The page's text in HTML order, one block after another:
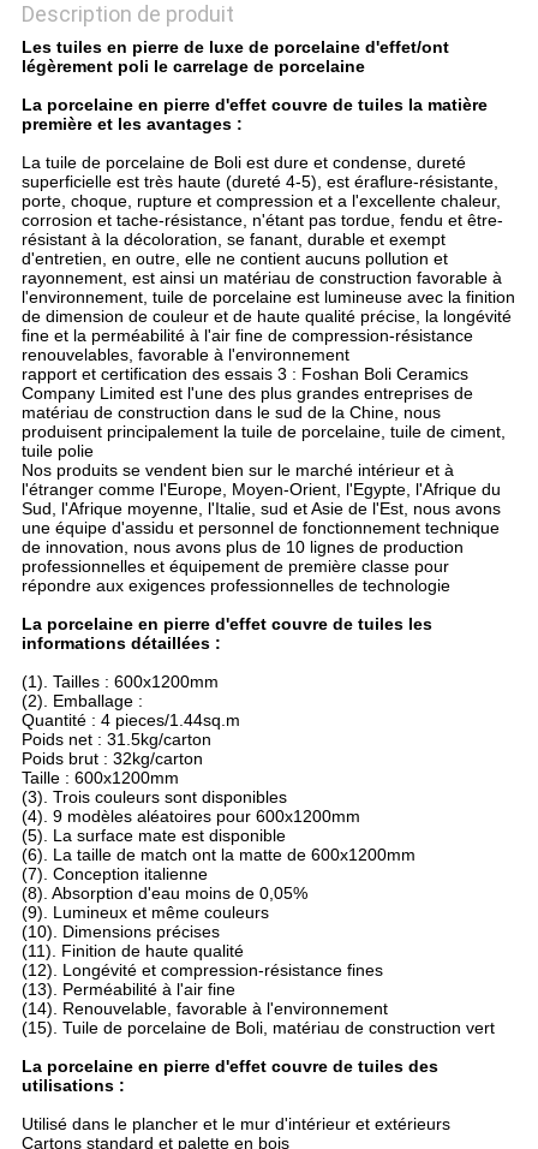
Description de produit
Les tuiles en pierre de luxe de porcelaine d'effet/ont
légèrement poli le carrelage de porcelaine
La porcelaine en pierre d'effet couvre de tuiles la matière
première et les avantages :
La tuile de porcelaine de Boli est dure et condense, dureté
superficielle est très haute (dureté 4-5), est éraflure-résistante,
porte, choque, rupture et compression et a l'excellente chaleur,
corrosion et tache-résistance, n'étant pas tordue, fendu et être-
résistant à la décoloration, se fanant, durable et exempt
d'entretien, en outre, elle ne contient aucuns pollution et
rayonnement, est ainsi un matériau de construction favorable à
l'environnement, tuile de porcelaine est lumineuse avec la finition
de dimension de couleur et de haute qualité précise, la longévité
fine et la perméabilité à l'air fine de compression-résistance
renouvelables, favorable à l'environnement
rapport et certification des essais 3 : Foshan Boli Ceramics
Company Limited est l'une des plus grandes entreprises de
matériau de construction dans le sud de la Chine, nous
produisent principalement la tuile de porcelaine, tuile de ciment,
tuile polie
Nos produits se vendent bien sur le marché intérieur et à
l'étranger comme l'Europe, Moyen-Orient, l'Egypte, l'Afrique du
Sud, l'Afrique moyenne, l'Italie, sud et Asie de l'Est, nous avons
une équipe d'assidu et personnel de fonctionnement technique
de innovation, nous avons plus de 10 lignes de production
professionnelles et équipement de première classe pour
répondre aux exigences professionnelles de technologie
La porcelaine en pierre d'effet couvre de tuiles les
informations détaillées :
(1). Tailles : 600x1200mm
(2). Emballage :
Quantité : 4 pieces/1.44sq.m
Poids net : 31.5kg/carton
Poids brut : 32kg/carton
Taille : 600x1200mm
(3). Trois couleurs sont disponibles
(4). 9 modèles aléatoires pour 600x1200mm
(5). La surface mate est disponible
(6). La taille de match ont la matte de 600x1200mm
(7). Conception italienne
(8). Absorption d'eau moins de 0,05%
(9). Lumineux et même couleurs
(10). Dimensions précises
(11). Finition de haute qualité
(12). Longévité et compression-résistance fines
(13). Perméabilité à l'air fine
(14). Renouvelable, favorable à l'environnement
(15). Tuile de porcelaine de Boli, matériau de construction vert
La porcelaine en pierre d'effet couvre de tuiles des
utilisations :
Utilisé dans le plancher et le mur d'intérieur et extérieurs
Cartons standard et palette en bois